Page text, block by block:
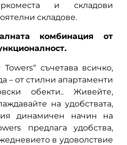
и складови
складове.
комбинация от
съчетава всичко,
– от стилни апартаменти
обекти.. Живейте,
на удобствата,
динамичен начин на
предлага удобства,
в удоволствие